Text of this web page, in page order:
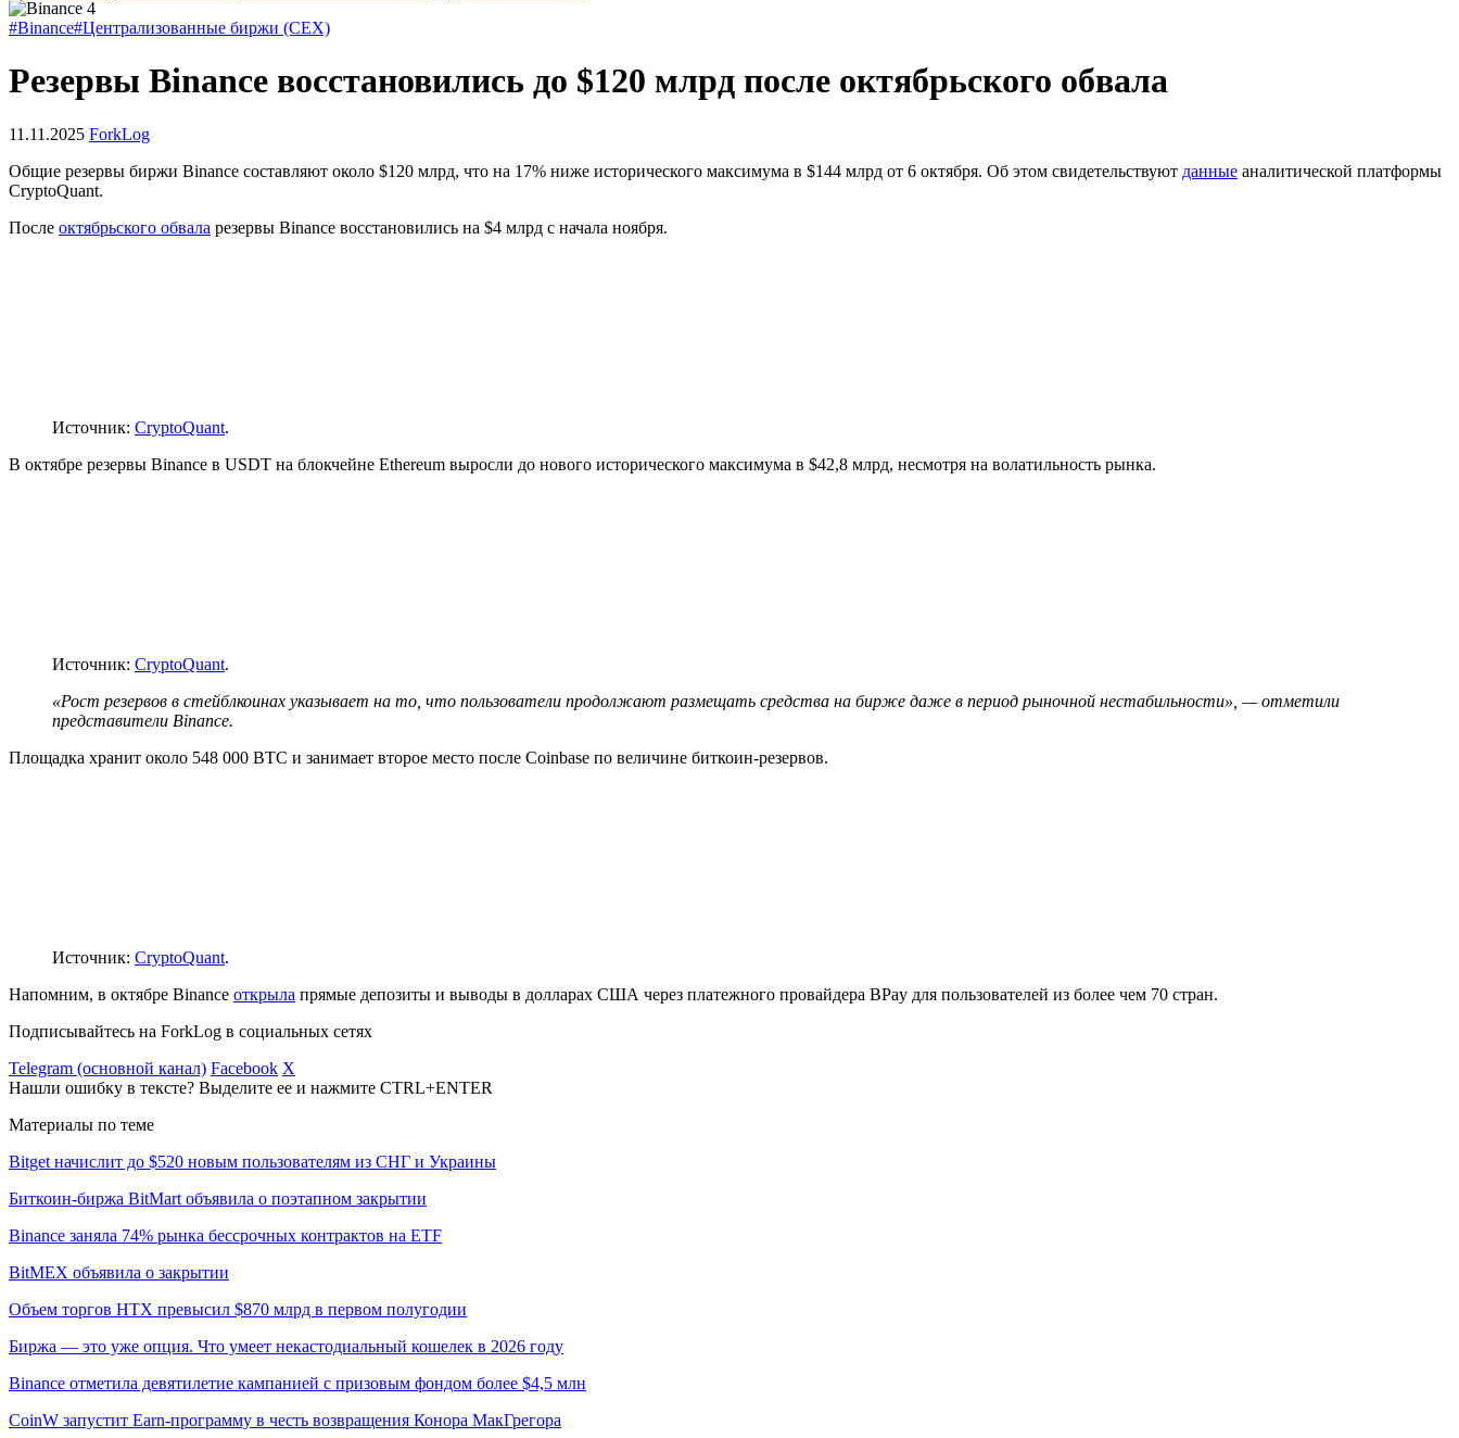
#Binance#Централизованные биржи (CEX)
Резервы Binance восстановились до $120 млрд после октябрьского обвала
11.11.2025 ForkLog
Общие резервы биржи Binance составляют около $120 млрд, что на 17% ниже исторического максимума в $144 млрд от 6 октября. Об этом свидетельствуют данные аналитической платформы
CryptoQuant.
После октябрьского обвала резервы Binance восстановились на $4 млрд с начала ноября.
Источник: CryptoQuant.
В октябре резервы Binance в USDT на блокчейне Ethereum выросли до нового исторического максимума в $42,8 млрд, несмотря на волатильность рынка.
Источник: CryptoQuant.
«Рост резервов в стейблкоинах указывает на то, что пользователи продолжают размещать средства на бирже даже в период рыночной нестабильности»‎, — отметили
представители Binance.
Площадка хранит около 548 000 BTC и занимает второе место после Coinbase по величине биткоин-резервов.
Источник: CryptoQuant.
Напомним, в октябре Binance открыла прямые депозиты и выводы в долларах США через платежного провайдера BPay для пользователей из более чем 70 стран.
Подписывайтесь на ForkLog в социальных сетях
Telegram (основной канал) Facebook X
Нашли ошибку в тексте? Выделите ее и нажмите CTRL+ENTER
Материалы по теме
Bitget начислит до $520 новым пользователям из СНГ и Украины
Биткоин-биржа BitMart объявила о поэтапном закрытии
Binance заняла 74% рынка бессрочных контрактов на ETF
BitMEX объявила о закрытии
Объем торгов HTX превысил $870 млрд в первом полугодии
Биржа — это уже опция. Что умеет некастодиальный кошелек в 2026 году
Binance отметила девятилетие кампанией с призовым фондом более $4,5 млн
CoinW запустит Earn-программу в честь возвращения Конора МакГрегора